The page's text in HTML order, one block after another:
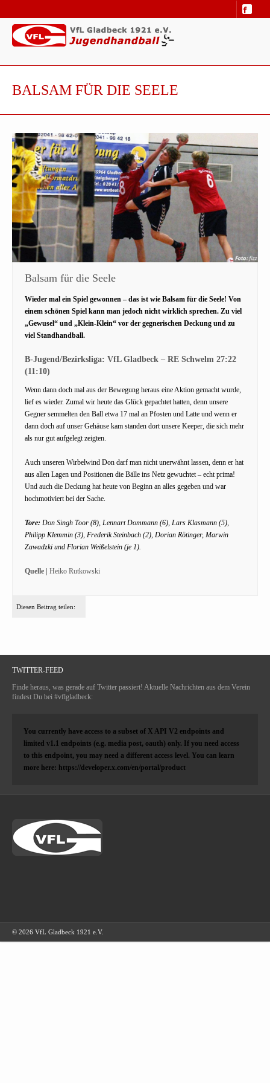
BALSAM FÜR DIE SEELE
Balsam für die Seele
Wieder mal ein Spiel gewonnen – das ist wie Balsam für die Seele! Von
einem schönen Spiel kann man jedoch nicht wirklich sprechen. Zu viel
„Gewusel“ und „Klein-Klein“ vor der gegnerischen Deckung und zu
viel Standhandball.
B-Jugend/Bezirksliga: VfL Gladbeck – RE Schwelm 27:22
(11:10)
Wenn dann doch mal aus der Bewegung heraus eine Aktion gemacht wurde,
lief es wieder. Zumal wir heute das Glück gepachtet hatten, denn unsere
Gegner semmelten den Ball etwa 17 mal an Pfosten und Latte und wenn er
dann doch auf unser Gehäuse kam standen dort unsere Keeper, die sich mehr
als nur gut aufgelegt zeigten.
Auch unseren Wirbelwind Don darf man nicht unerwähnt lassen, denn er hat
aus allen Lagen und Positionen die Bälle ins Netz gewuchtet – echt prima!
Und auch die Deckung hat heute von Beginn an alles gegeben und war
hochmotiviert bei der Sache.
Tore: Don Singh Toor (8), Lennart Dommann (6), Lars Klasmann (5),
Philipp Klemmin (3), Frederik Steinbach (2), Dorian Rötinger, Marwin
Zawadzki und Florian Weißelstein (je 1).
Quelle | Heiko Rutkowski
Diesen Beitrag teilen:
TWITTER-FEED
Finde heraus, was gerade auf Twitter passiert! Aktuelle Nachrichten aus dem Verein
findest Du bei #vflgladbeck:
You currently have access to a subset of X API V2 endpoints and
limited v1.1 endpoints (e.g. media post, oauth) only. If you need access
to this endpoint, you may need a different access level. You can learn
more here: https://developer.x.com/en/portal/product
© 2026 VfL Gladbeck 1921 e.V.